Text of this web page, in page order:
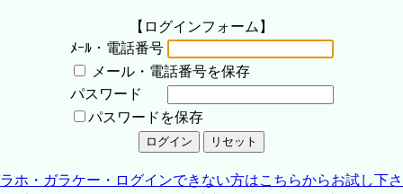
【ログインフォーム】
ﾒｰﾙ・電話番号
メール・電話番号を保存
パスワード
パスワードを保存
ホ・ガラケー・ログインできない方はこちらからお試し下